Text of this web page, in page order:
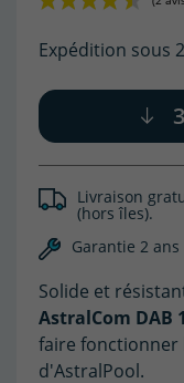
Expédition sous
Livraison
(hors îles).
Garantie 2 ans
Solide et
AstralCom DAB
faire fonctionner
d'AstralPool.